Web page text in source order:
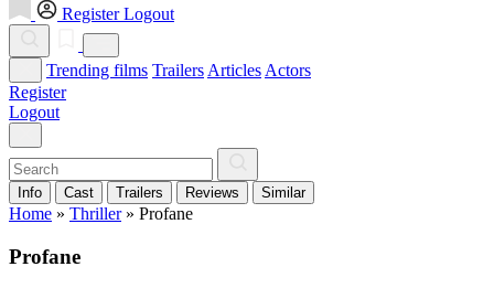
Register Logout
Trending films Trailers Articles Actors
Register
Logout
Info Cast Trailers Reviews Similar
Home » Thriller» Profane
Profane